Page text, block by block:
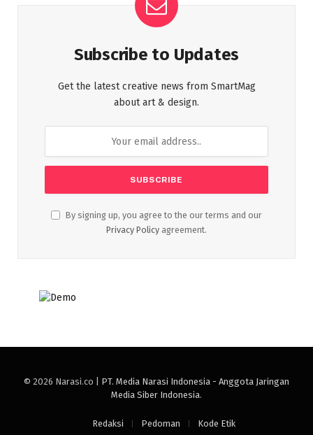
Subscribe to Updates
Get the latest creative news from SmartMag
about art & design.
By signing up, you agree to the our terms and our
Privacy Policy agreement.
© 2026 Narasi.co | PT. Media Narasi Indonesia - Anggota Jaringan
Media Siber Indonesia.
Redaksi Pedoman Kode Etik